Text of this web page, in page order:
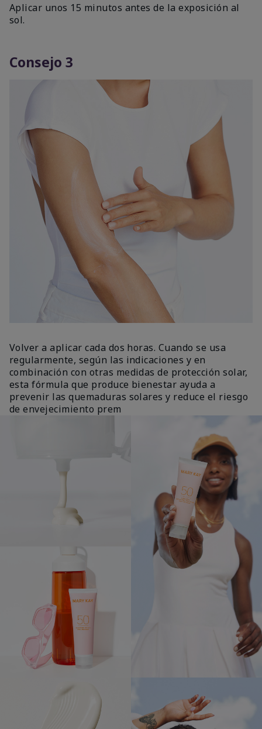
Aplicar unos 15 minutos antes de la exposición al
sol.
Consejo 3
Volver a aplicar cada dos horas. Cuando se usa
regularmente, según las indicaciones y en
combinación con otras medidas de protección solar,
esta fórmula que produce bienestar ayuda a
prevenir las quemaduras solares y reduce el riesgo
de envejecimiento prem